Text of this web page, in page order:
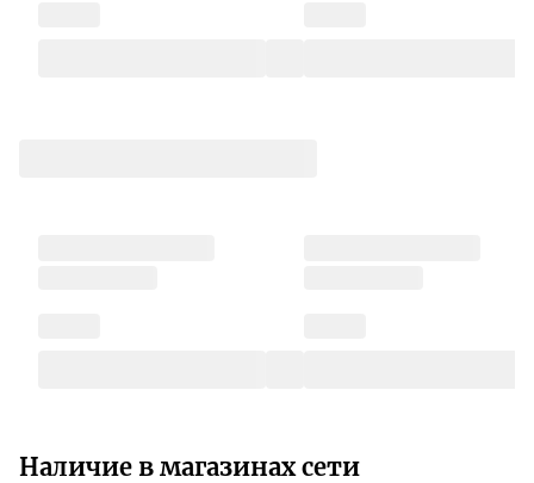
Наличие в магазинах сети